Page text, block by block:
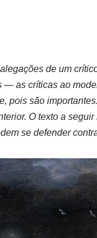
de um
— as críticas ao
pois são
O texto a
se defender